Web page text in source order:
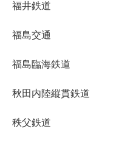
福井鉄道
福島交通
福島臨海鉄道
秋田内陸縦貫鉄道
秩父鉄道